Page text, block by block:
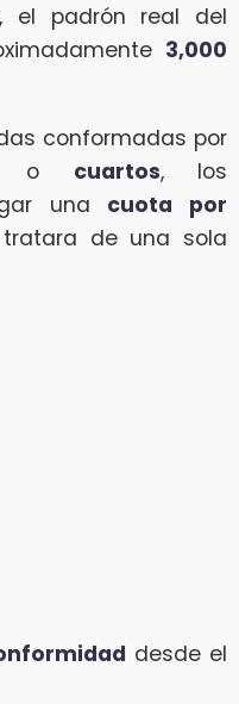
el padrón real del
3,000
conformadas por
o cuartos, los
una cuota por
de una sola
desde el